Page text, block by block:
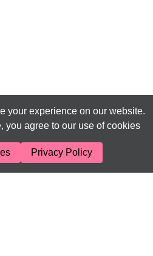
your experience on our website.
you agree to our use of cookies
Privacy Policy